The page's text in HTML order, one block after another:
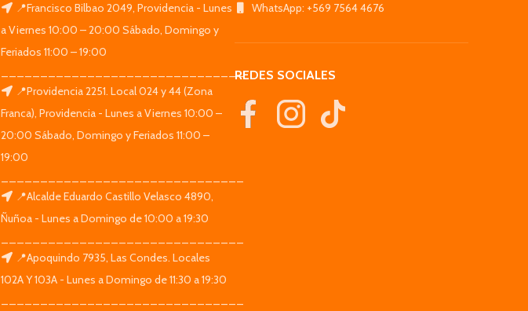
📍Francisco Bilbao 2049, Providencia - Lunes
a Viernes 10:00 – 20:00 Sábado, Domingo y
Feriados 11:00 – 19:00
_______________________________
📍Providencia 2251. Local 024 y 44 (Zona
Franca), Providencia - Lunes a Viernes 10:00 –
20:00 Sábado, Domingo y Feriados 11:00 –
19:00
📍Alcalde Eduardo Castillo Velasco 4890,
Ñuñoa - Lunes a Domingo de 10:00 a 19:30
📍Apoquindo 7935, Las Condes. Locales
102A Y 103A - Lunes a Domingo de 11:30 a 19:30
WhatsApp: +569 7564 4676
REDES SOCIALES